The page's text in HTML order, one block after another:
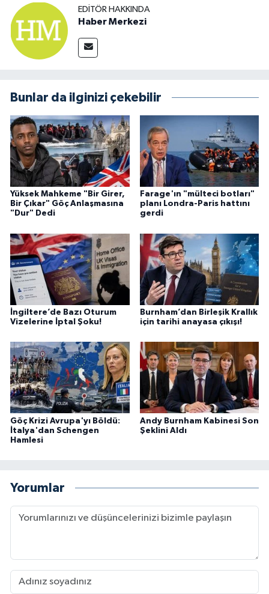
EDITÖR HAKKINDA
Haber Merkezi
Bunlar da ilginizi çekebilir
Yüksek Mahkeme "Bir Girer,
Bir Çıkar" Göç Anlaşmasına
"Dur" Dedi
Farage'ın "mülteci botları"
planı Londra-Paris hattını
gerdi
İngiltere’de Bazı Oturum
Vizelerine İptal Şoku!
Burnham’dan Birleşik Krallık
için tarihi anayasa çıkışı!
Göç Krizi Avrupa'yı Böldü:
İtalya'dan Schengen
Hamlesi
Andy Burnham Kabinesi Son
Şeklini Aldı
Yorumlar